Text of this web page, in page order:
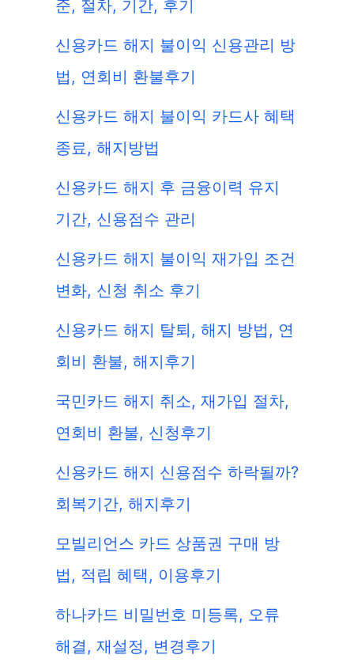
준, 절차, 기간, 후기
신용카드 해지 불이익 신용관리 방
법, 연회비 환불후기
신용카드 해지 불이익 카드사 혜택
종료, 해지방법
신용카드 해지 후 금융이력 유지
기간, 신용점수 관리
신용카드 해지 불이익 재가입 조건
변화, 신청 취소 후기
신용카드 해지 탈퇴, 해지 방법, 연
회비 환불, 해지후기
국민카드 해지 취소, 재가입 절차,
연회비 환불, 신청후기
신용카드 해지 신용점수 하락될까?
회복기간, 해지후기
모빌리언스 카드 상품권 구매 방
법, 적립 혜택, 이용후기
하나카드 비밀번호 미등록, 오류
해결, 재설정, 변경후기